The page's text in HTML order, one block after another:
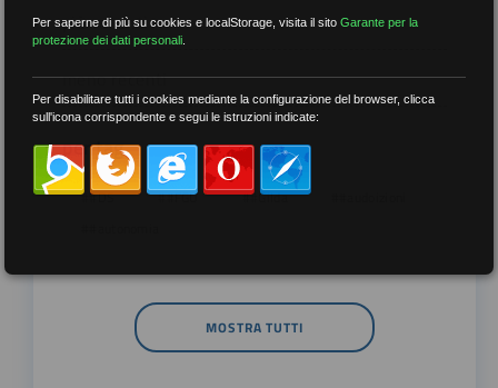
più recenti
meno recenti
per tag
##DS ##FGU ##Gilda
MOSTRA TUTTI
Per saperne di più su cookies e localStorage, visita il sitoGarante per la
protezione dei dati personali
Per disabilitare tutti i cookies mediante la configurazione del browser, clicca
sull'icona corrispondente e segui le istruzioni indicate: